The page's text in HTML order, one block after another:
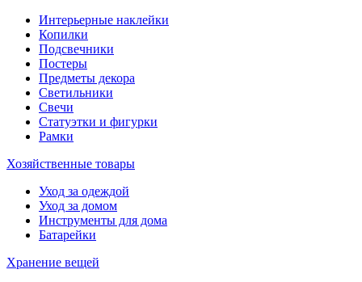
Интерьерные наклейки
Копилки
Подсвечники
Постеры
Предметы декора
Светильники
Свечи
Статуэтки и фигурки
Рамки
Хозяйственные товары
Уход за одеждой
Уход за домом
Инструменты для дома
Батарейки
Хранение вещей